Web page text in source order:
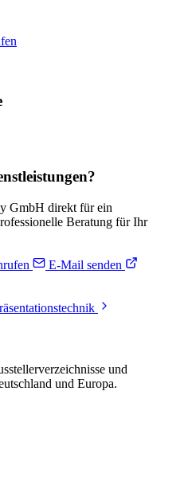
GmbH direkt für ein
Beratung für Ihr
E-Mail senden
und
und Europa.